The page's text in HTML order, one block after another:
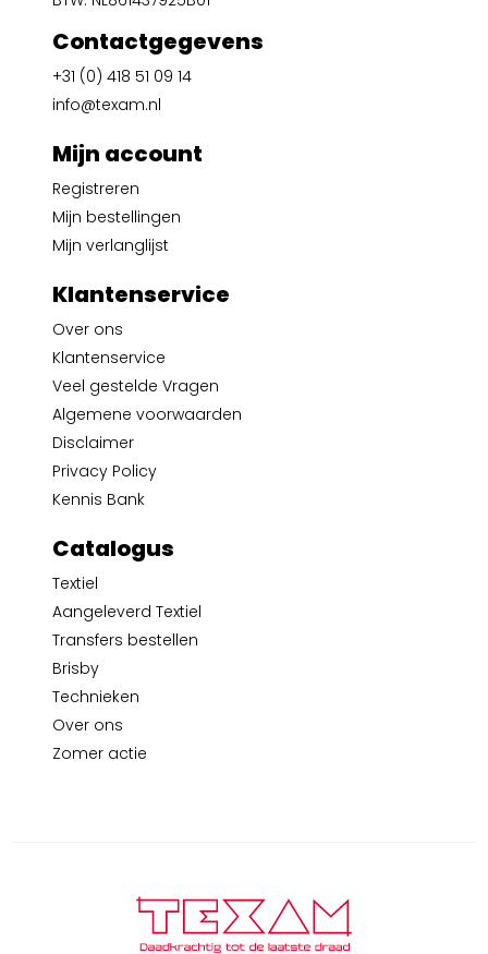
Contactgegevens
+31 (0) 418 51 09 14
info@texam.nl
Mijn account
Registreren
Mijn bestellingen
Mijn verlanglijst
Klantenservice
Over ons
Klantenservice
Veel gestelde Vragen
Algemene voorwaarden
Disclaimer
Privacy Policy
Kennis Bank
Catalogus
Textiel
Aangeleverd Textiel
Transfers bestellen
Brisby
Technieken
Over ons
Zomer actie